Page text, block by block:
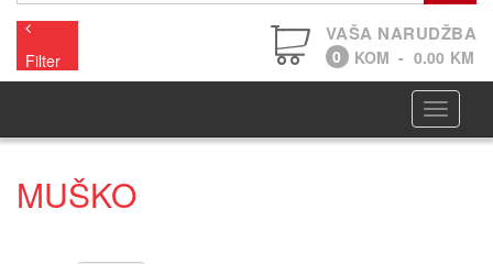
Filter
VAŠA NARUDŽBA
0 KOM - 0.00 KM
MUŠKO